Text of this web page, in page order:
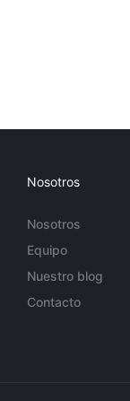
Nosotros
Nosotros
Equipo
Nuestro blog
Contacto